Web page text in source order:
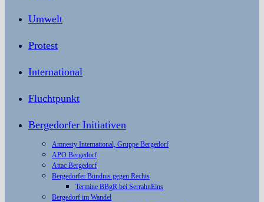
Umwelt
Protest
International
Fluchtpunkt
Bergedorfer Initiativen
Amnesty International, Gruppe Bergedorf
APO Bergedorf
Attac Bergedorf
Bergedorfer Bündnis gegen Rechts
Termine BBgR bei SerrahnEins
Bergedorf im Wandel